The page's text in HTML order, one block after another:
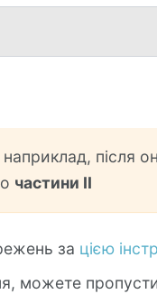
після
частини II
за цією
можете